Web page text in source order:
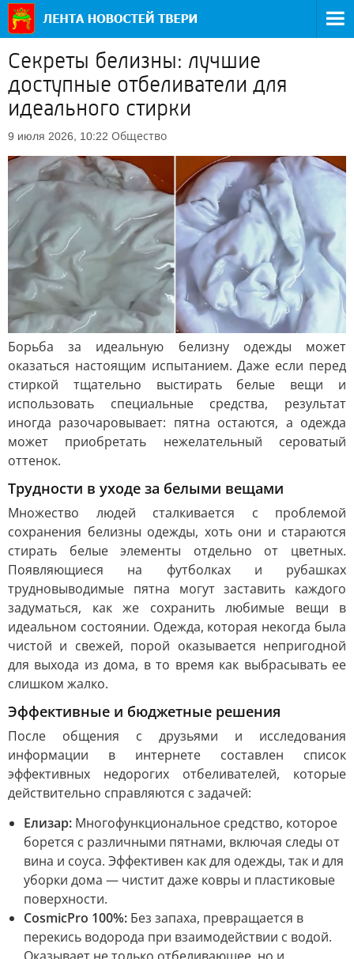
Секреты белизны: лучшие
доступные отбеливатели для
идеального стирки
9 июля 2026, 10:22 Общество
Борьба за идеальную белизну одежды может
оказаться настоящим испытанием. Даже если перед
стиркой тщательно выстирать белые вещи и
использовать специальные средства, результат
иногда разочаровывает: пятна остаются, а одежда
может приобретать нежелательный сероватый
оттенок.
Трудности в уходе за белыми вещами
Множество людей сталкивается с проблемой
сохранения белизны одежды, хоть они и стараются
стирать белые элементы отдельно от цветных.
Появляющиеся на футболках и рубашках
трудновыводимые пятна могут заставить каждого
задуматься, как же сохранить любимые вещи в
идеальном состоянии. Одежда, которая некогда была
чистой и свежей, порой оказывается непригодной
для выхода из дома, в то время как выбрасывать ее
слишком жалко.
Эффективные и бюджетные решения
После общения с друзьями и исследования
информации в интернете составлен список
эффективных недорогих отбеливателей, которые
действительно справляются с задачей:
Елизар: Многофункциональное средство, которое
борется с различными пятнами, включая следы от
вина и соуса. Эффективен как для одежды, так и для
уборки дома — чистит даже ковры и пластиковые
поверхности.
CosmicPro 100%: Без запаха, превращается в
перекись водорода при взаимодействии с водой.